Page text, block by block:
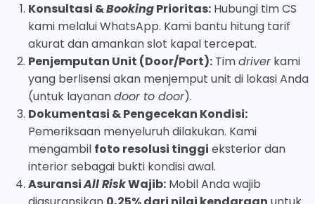
Konsultasi &BookingPrioritas: Hubungi tim CS
kami melalui WhatsApp. Kami bantu hitung tarif
akurat dan amankan slot kapal tercepat.
Penjemputan Unit (Door/Port): Timdriverkami
yang berlisensi akan menjemput unit di lokasi Anda
(untuk layanandoor to door).
Dokumentasi & Pengecekan Kondisi:
Pemeriksaan menyeluruh dilakukan. Kami
mengambil foto resolusi tinggi eksterior dan
interior sebagai bukti kondisi awal.
AsuransiAll RiskWajib: Mobil Anda wajib